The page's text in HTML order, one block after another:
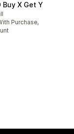
Buy X Get Y
Purchase,